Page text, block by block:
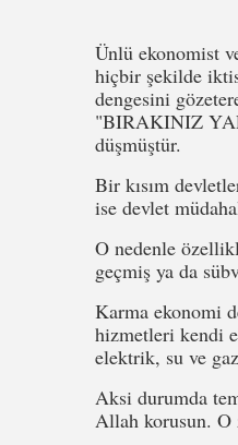
Ünlü ekonomist
hiçbir şekilde
dengesini
"BIRAKINIZ
düşmüştür.
Bir kısım
ise devlet
O nedenle
geçmiş ya da
Karma ekonomi
hizmetleri kendi
elektrik, su ve
Aksi durumda
Allah korusun. O